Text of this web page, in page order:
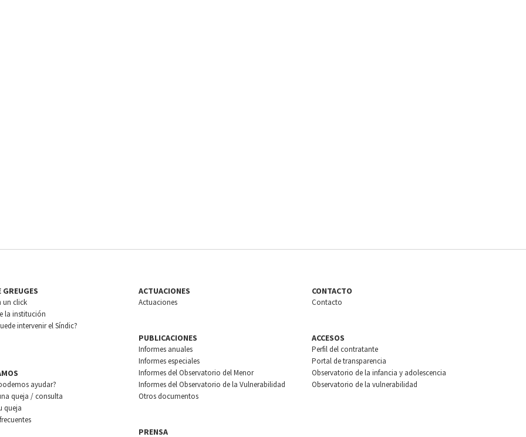
GREUGES
un click
la institución
intervenir el Síndic?
ayudar?
queja / consulta
queja
ACTUACIONES
Actuaciones
PUBLICACIONES
Informes anuales
Informes especiales
Informes del Observatorio del Menor
Informes del Observatorio de la Vulnerabilidad
Otros documentos
PRENSA
CONTACTO
Contacto
ACCESOS
Perfil del contratante
Portal de transparencia
Observatorio de la infancia y adolescencia
Observatorio de la vulnerabilidad